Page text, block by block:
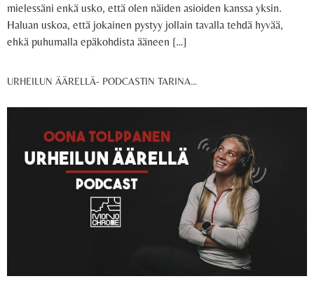
mielessäni enkä usko, että olen näiden asioiden kanssa yksin.
Haluan uskoa, että jokainen pystyy jollain tavalla tehdä hyvää,
ehkä puhumalla epäkohdista ääneen […]
URHEILUN ÄÄRELLÄ- PODCASTIN TARINA…